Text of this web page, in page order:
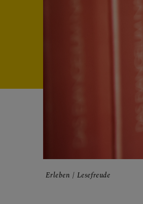
Erleben Lesefreude